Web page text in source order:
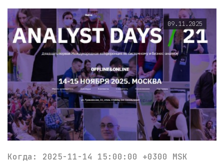
09.11.2025
Когда: 2025-11-14 15:00:00 +0300 MSK